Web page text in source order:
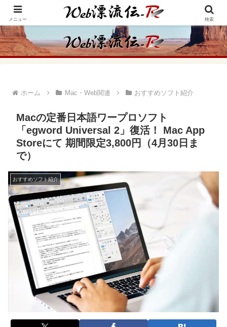
アメリカ・インディアンの思想・生き方からの学びをメインに、趣味や経験則
からの情報を発信
ホーム Mac・Web関連 おすすめソフト紹介
Macの定番日本語ワープロソフト
「egword Universal 2」復活！ Mac App
Storeにて 期間限定3,800円（4月30日ま
で）
おすすめソフト紹介
メニュー 検索